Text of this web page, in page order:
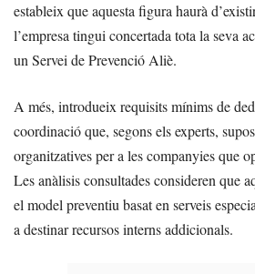
estableix que aquesta figura haurà
l’empresa tingui concertada tota la seva
un Servei de Prevenció Aliè.
A més, introdueix requisits mínims de
coordinació que, segons els experts,
organitzatives per a les companyies que
Les anàlisis consultades consideren que
el model preventiu basat en serveis
a destinar recursos interns addicionals.